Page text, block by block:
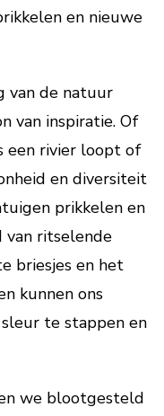
en nieuwe
van de natuur
van inspiratie. Of
een rivier loopt of
en diversiteit
prikkelen en
van ritselende
briesjes en het
kunnen ons
te stappen en
we blootgesteld